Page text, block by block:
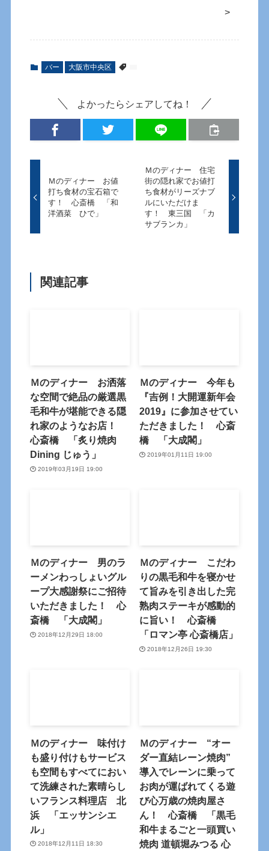
>
バー 大阪市中央区
よかったらシェアしてね！
Ｍのディナー お値
打ち食材の宝石箱で
す！ 心斎橋 「和
洋酒菜 ひで」
Ｍのディナー 住宅
街の隠れ家でお値打
ち食材がリーズナブ
ルにいただけま
す！ 東三国 「カ
サブランカ」
関連記事
Ｍのディナー お洒落
な空間で絶品の厳選黒
毛和牛が堪能できる隠
れ家のようなお店！
心斎橋 「炙り焼肉
Dining じゅう」
2019年03月19日 19:00
Ｍのディナー 今年も
『吉例！大開運新年会
2019』に参加させてい
ただきました！ 心斎
橋 「大成閣」
2019年01月11日 19:00
Ｍのディナー 男のラ
ーメンわっしょいグル
ープ大感謝祭にご招待
いただきました！ 心
斎橋 「大成閣」
2018年12月29日 18:00
Ｍのディナー こだわ
りの黒毛和牛を寝かせ
て旨みを引き出した完
熟肉ステーキが感動的
に旨い！ 心斎橋
「ロマン亭 心斎橋店」
2018年12月26日 19:30
Ｍのディナー 味付け
も盛り付けもサービス
も空間もすべてにおい
て洗練された素晴らし
いフランス料理店 北
浜 「エッサンシエ
ル」
2018年12月11日 18:30
Ｍのディナー “オー
ダー直結レーン焼肉”
導入でレーンに乗って
お肉が運ばれてくる遊
び心万歳の焼肉屋さ
ん！ 心斎橋 「黒毛
和牛まるごと一頭買い
焼肉 道頓堀みつる 心